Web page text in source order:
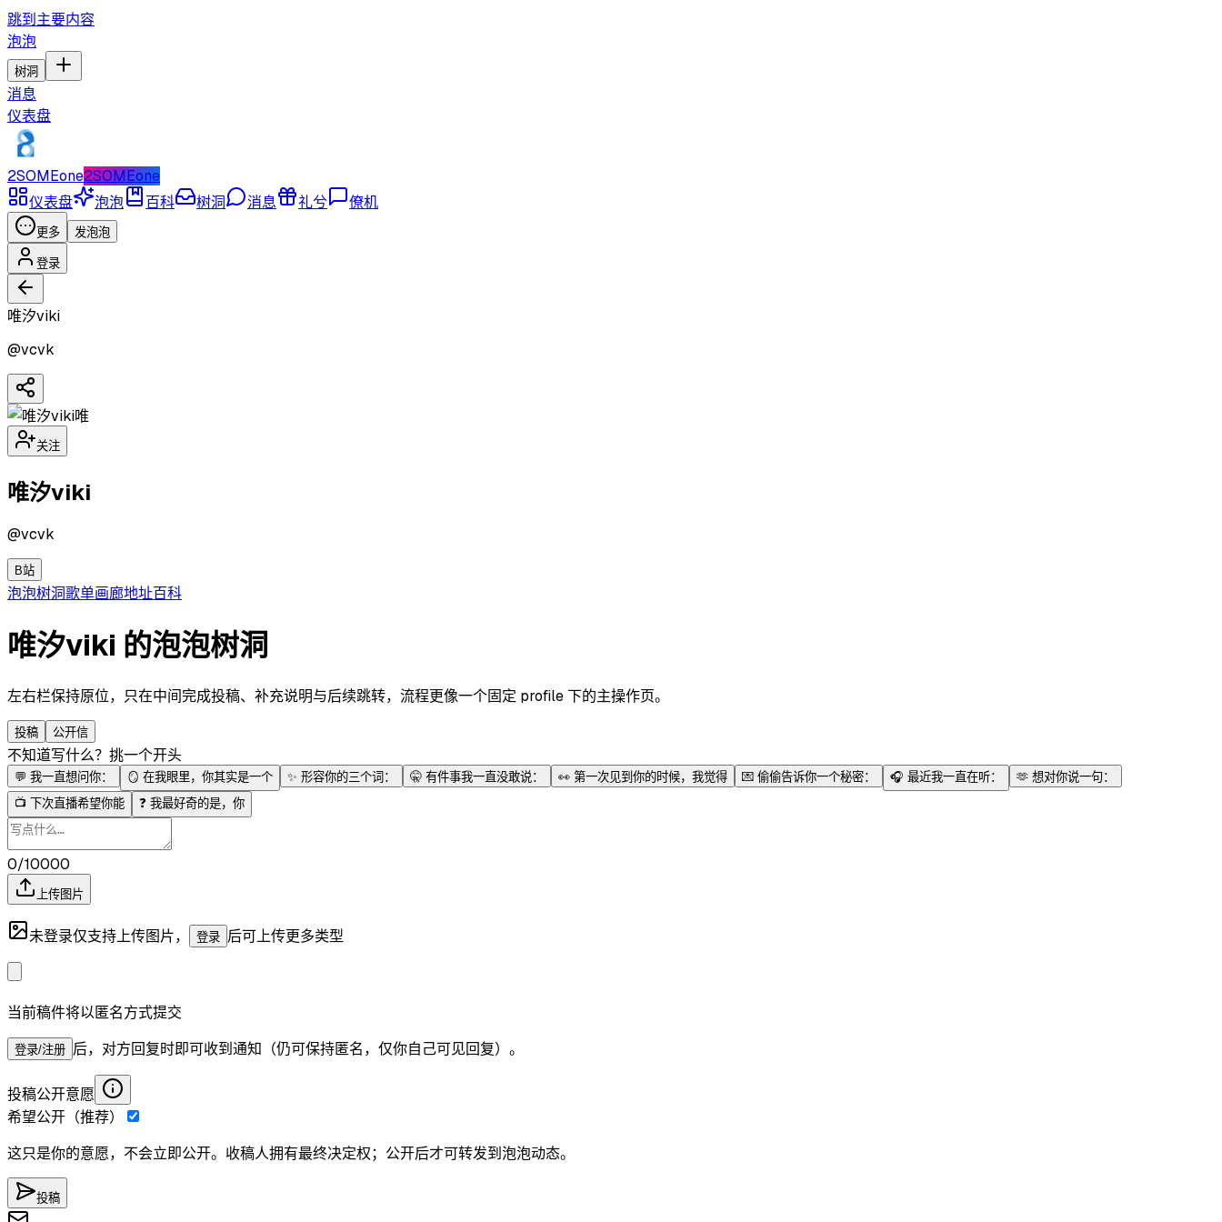
跳到主要内容
泡泡
树洞
消息
仪表盘
2SOMEone2SOMEone
仪表盘
泡泡 百科 树洞 消息 礼兮 僚机
更多 发泡泡
登录
唯汐viki
@vcvk
唯
关注
唯汐viki
@vcvk
B站
泡泡树洞歌单画廊地址百科
唯汐viki 的泡泡树洞
左右栏保持原位，只在中间完成投稿、补充说明与后续跳转，流程更像一个固定 profile 下的主操作页。
投稿 公开信
不知道写什么？挑一个开头
💬 我一直想问你： 🪞 在我眼里，你其实是一个 ✨ 形容你的三个词： 🤫 有件事我一直没敢说： 👀 第一次见到你的时候，我觉得 💌 偷偷告诉你一个秘密： 🎧 最近我一直在听： 🫶 想对你说一句：
📺 下次直播希望你能 ❓ 我最好奇的是，你
0/10000
上传图片
未登录仅支持上传图片， 登录 后可上传更多类型
当前稿件将以匿名方式提交
登录/注册 后，对方回复时即可收到通知（仍可保持匿名，仅你自己可见回复）。
投稿公开意愿
希望公开（推荐）
这只是你的意愿，不会立即公开。收稿人拥有最终决定权；公开后才可转发到泡泡动态。
投稿